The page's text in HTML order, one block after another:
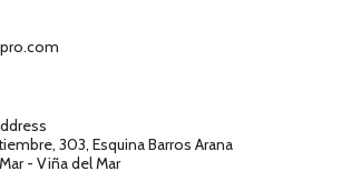
303, Esquina Barros Arana
- Viña del Mar